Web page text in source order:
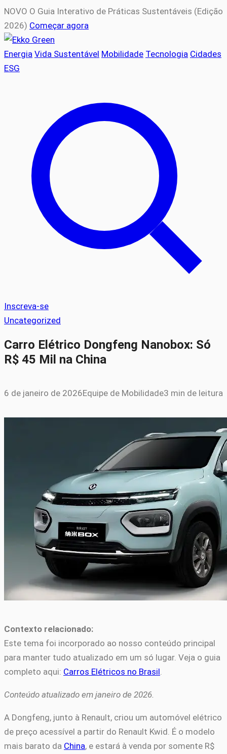
NOVO O Guia Interativo de Práticas Sustentáveis (Edição
2026) Começar agora
Energia Vida Sustentável Mobilidade Tecnologia Cidades
ESG
Inscreva-se
Uncategorized
Carro Elétrico Dongfeng Nanobox: Só
R$ 45 Mil na China
6 de janeiro de 2026Equipe de Mobilidade3 min de leitura
Contexto relacionado:
Este tema foi incorporado ao nosso conteúdo principal
para manter tudo atualizado em um só lugar. Veja o guia
completo aqui: Carros Elétricos no Brasil
Conteúdo atualizado em janeiro de 2026.
A Dongfeng, junto à Renault, criou um automóvel elétrico
de preço acessível a partir do Renault Kwid. É o modelo
mais barato da China, e estará à venda por somente R$